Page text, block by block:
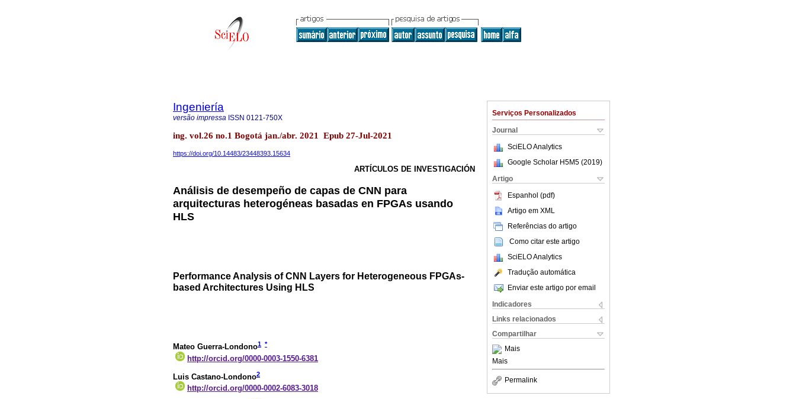
Serviços Personalizados
Journal
SciELO Analytics
Google Scholar H5M5 (2019)
Artigo
Espanhol (pdf)
Artigo em XML
Referências do artigo
Como citar este artigo
SciELO Analytics
Tradução automática
Enviar este artigo por email
Indicadores
Links relacionados
Compartilhar
Mais
Mais
Permalink
Ingeniería
versão impressa ISSN 0121-750X
ing. vol.26 no.1 Bogotá jan./abr. 2021 Epub 27-Jul-2021
https://doi.org/10.14483/23448393.15634
ARTÍCULOS DE INVESTIGACIÓN
Análisis de desempeño de capas de CNN para
arquitecturas heterogéneas basadas en FPGAs usando
HLS
Performance Analysis of CNN Layers for Heterogeneous FPGAs-
based Architectures Using HLS
Mateo Guerra-Londono1 *
http://orcid.org/0000-0003-1550-6381
Luis Castano-Londono2
http://orcid.org/0000-0002-6083-3018